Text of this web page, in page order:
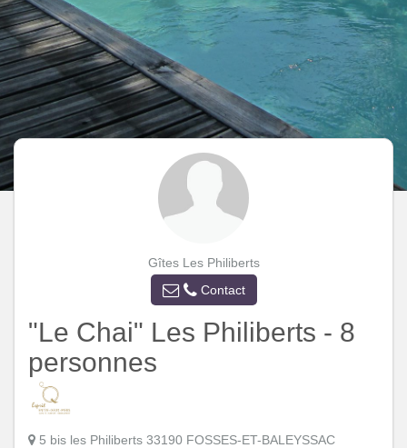
Gîtes Les Philiberts
Contact
"Le Chai" Les Philiberts - 8
personnes
5 bis les Philiberts 33190 FOSSES-ET-BALEYSSAC